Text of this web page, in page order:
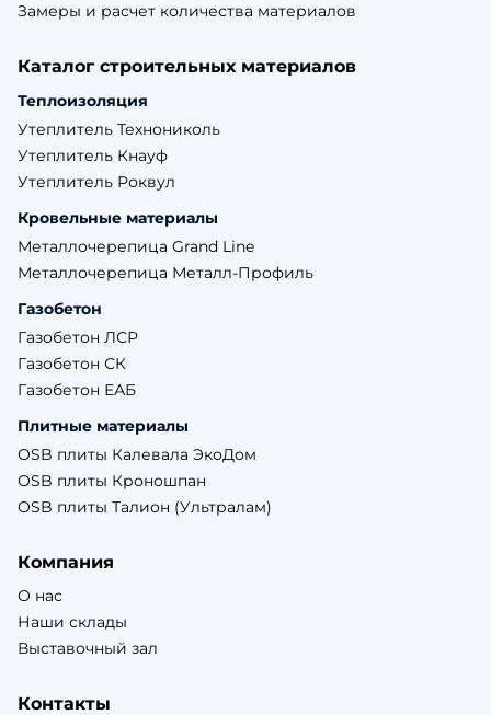
Замеры и расчет количества материалов
Каталог строительных материалов
Теплоизоляция
Утеплитель Технониколь
Утеплитель Кнауф
Утеплитель Роквул
Кровельные материалы
Металлочерепица Grand Line
Металлочерепица Металл-Профиль
Газобетон
Газобетон ЛСР
Газобетон СК
Газобетон ЕАБ
Плитные материалы
OSB плиты Калевала ЭкоДом
OSB плиты Кроношпан
OSB плиты Талион (Ультралам)
Компания
О нас
Наши склады
Выставочный зал
Контакты